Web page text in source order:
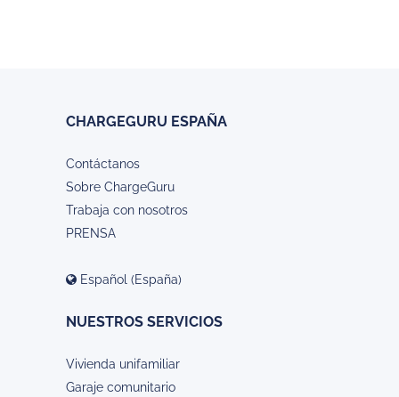
CHARGEGURU ESPAÑA
Contáctanos
Sobre ChargeGuru
Trabaja con nosotros
PRENSA
Español (España)
NUESTROS SERVICIOS
Vivienda unifamiliar
Garaje comunitario